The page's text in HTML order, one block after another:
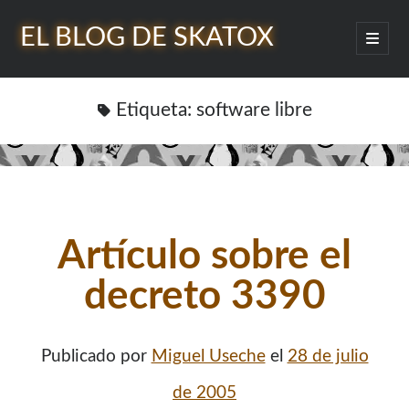
EL BLOG DE SKATOX
abrir
menú
Barra
lateral Etiqueta: software libre
Artí­culo sobre el
decreto 3390
Publicado por Miguel Usecheel 28 de julio
de 2005